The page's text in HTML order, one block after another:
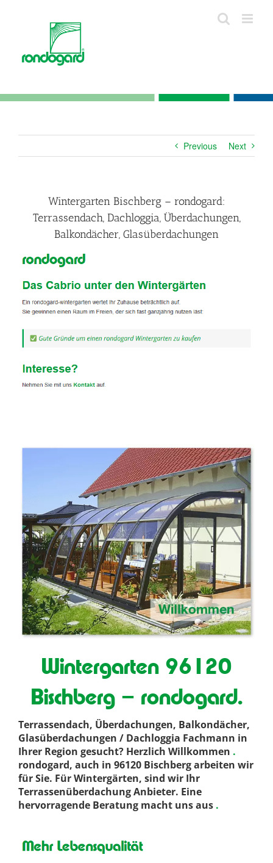
Previous Next
Wintergarten Bischberg – rondogard:
Terrassendach, Dachloggia, Überdachungen,
Balkondächer, Glasüberdachungen
Wintergarten 96120
Bischberg – rondogard.
Terrassendach, Überdachungen, Balkondächer,
Glasüberdachungen / Dachloggia Fachmann in
Ihrer Region gesucht? Herzlich Willkommen .
rondogard, auch in 96120 Bischberg arbeiten wir
für Sie. Für Wintergärten, sind wir Ihr
Terrassenüberdachung Anbieter. Eine
hervorragende Beratung macht uns aus .